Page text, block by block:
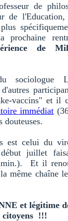
de
de
prochaine
de
sociologue
vaccins" et il
immédiat
douteuses.
est celui du
juillet
Et il
même chaîne
et légitime
citoyens !!!